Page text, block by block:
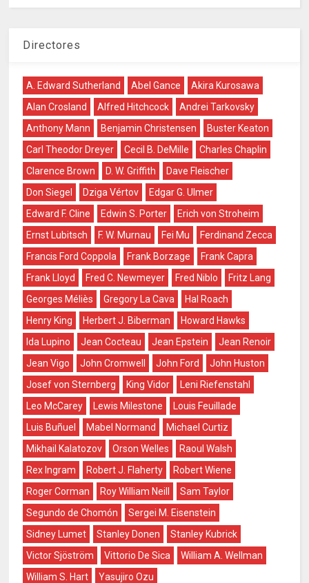
Directores
A. Edward Sutherland Abel Gance
Akira Kurosawa
Alan Crosland
Alfred Hitchcock
Andrei Tarkovsky
Anthony Mann
Benjamin Christensen
Buster Keaton
Carl Theodor Dreyer
Cecil B. DeMille
Charles Chaplin
Clarence Brown
D. W. Griffith
Dave Fleischer
Don Siegel
Dziga Vértov
Edgar G. Ulmer
Edward F. Cline
Edwin S. Porter
Erich von Stroheim
Ernst Lubitsch
F. W. Murnau Fei Mu
Ferdinand Zecca
Francis Ford Coppola
Frank Borzage
Frank Capra
Frank Lloyd
Fred C. Newmeyer Fred Niblo
Fritz Lang
Georges Méliès
Gregory La Cava
Hal Roach
Henry King
Herbert J. Biberman
Howard Hawks
Ida Lupino
Jean Cocteau Jean Epstein
Jean Renoir
Jean Vigo
John Cromwell John Ford
John Huston
Josef von Sternberg
King Vidor
Leni Riefenstahl
Leo McCarey
Lewis Milestone
Louis Feuillade
Luis Buñuel
Mabel Normand
Michael Curtiz
Mikhail Kalatozov
Orson Welles
Raoul Walsh
Rex Ingram
Robert J. Flaherty
Robert Wiene
Roger Corman
Roy William Neill
Sam Taylor
Segundo de Chomón
Sergei M. Eisenstein
Sidney Lumet
Stanley Donen
Stanley Kubrick
Victor Sjöström
Vittorio De Sica
William A. Wellman
William S. Hart
Yasujiro Ozu